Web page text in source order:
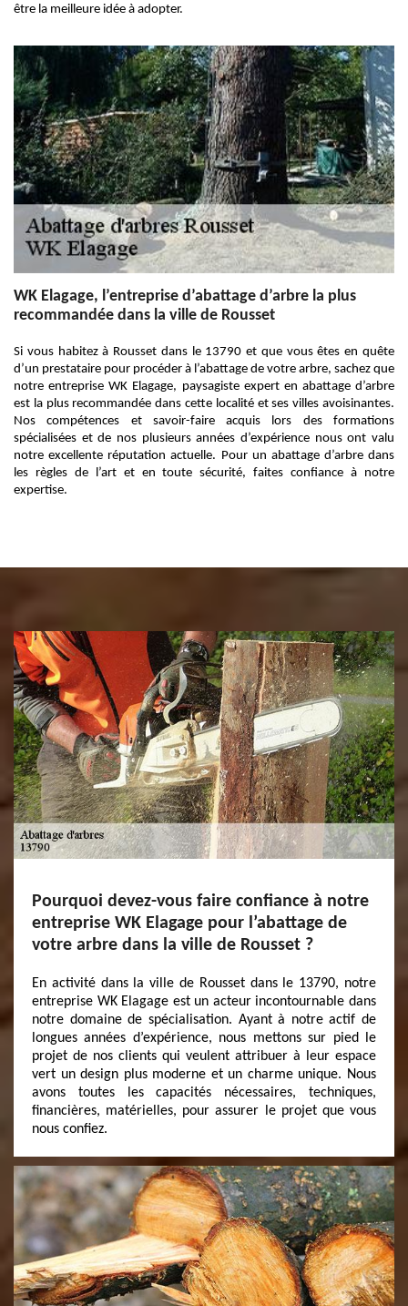
être la meilleure idée à adopter.
WK Elagage, l’entreprise d’abattage d’arbre la plus
recommandée dans la ville de Rousset
Si vous habitez à Rousset dans le 13790 et que vous êtes en quête
d’un prestataire pour procéder à l’abattage de votre arbre, sachez que
notre entreprise WK Elagage, paysagiste expert en abattage d’arbre
est la plus recommandée dans cette localité et ses villes avoisinantes.
Nos compétences et savoir-faire acquis lors des formations
spécialisées et de nos plusieurs années d’expérience nous ont valu
notre excellente réputation actuelle. Pour un abattage d’arbre dans
les règles de l’art et en toute sécurité, faites confiance à notre
expertise.
Pourquoi devez-vous faire confiance à notre
entreprise WK Elagage pour l’abattage de
votre arbre dans la ville de Rousset ?
En activité dans la ville de Rousset dans le 13790, notre
entreprise WK Elagage est un acteur incontournable dans
notre domaine de spécialisation. Ayant à notre actif de
longues années d’expérience, nous mettons sur pied le
projet de nos clients qui veulent attribuer à leur espace
vert un design plus moderne et un charme unique. Nous
avons toutes les capacités nécessaires, techniques,
financières, matérielles, pour assurer le projet que vous
nous confiez.